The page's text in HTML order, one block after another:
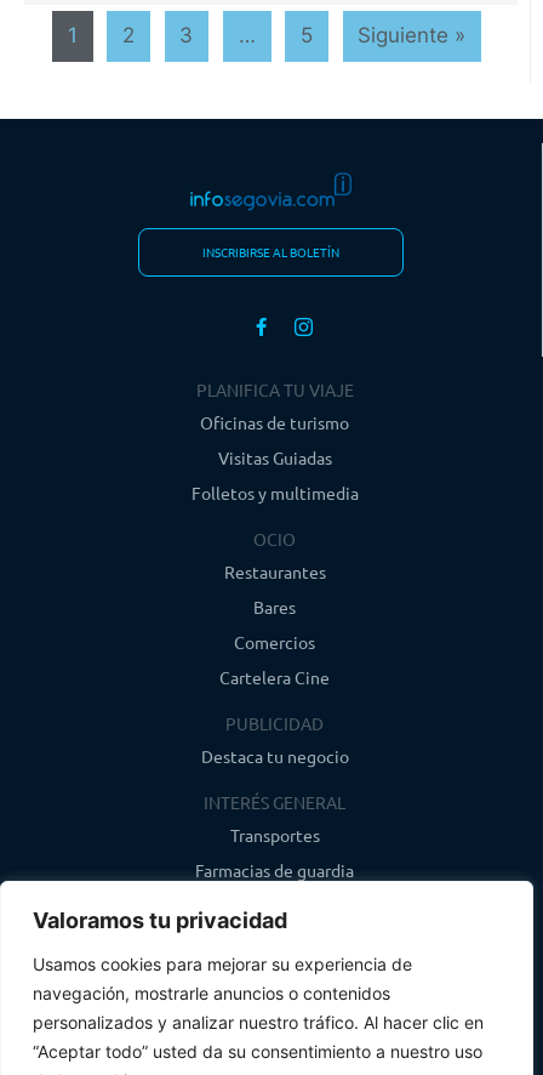
Valoramos tu privacidad
Usamos cookies para mejorar su experiencia de
navegación, mostrarle anuncios o contenidos
personalizados y analizar nuestro tráfico. Al hacer clic en
“Aceptar todo” usted da su consentimiento a nuestro uso
1 2 3 … 5 Siguiente »
INSCRIBIRSE AL BOLETÍN
PLANIFICA TU VIAJE
Oficinas de turismo
Visitas Guiadas
Folletos y multimedia
OCIO
Restaurantes
Bares
Comercios
Cartelera Cine
PUBLICIDAD
Destaca tu negocio
INTERÉS GENERAL
Transportes
Farmacias de guardia
CONTACTO
info@infosegovia.com